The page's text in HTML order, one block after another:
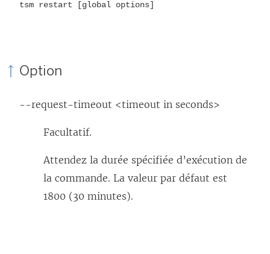
tsm restart [global options]
Option
--request-timeout <timeout in seconds>
Facultatif.
Attendez la durée spécifiée d’exécution de
la commande. La valeur par défaut est
1800 (30 minutes).